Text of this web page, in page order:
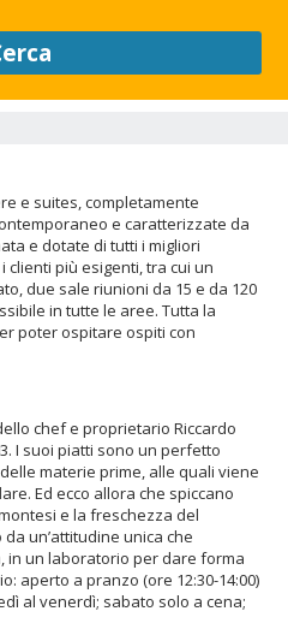
piemontesi e del Basso
del patrimonio mondiale
Roero-Monferrato e di
della ristorazione
e suites, completamente
e caratterizzate da
e dotate di tutti i migliori
più esigenti, tra cui un
due sale riunioni da 15 e da 120
in tutte le aree. Tutta la
poter ospitare ospiti con
chef e proprietario Riccardo
I suoi piatti sono un perfetto
materie prime, alle quali viene
Ed ecco allora che spiccano
e la freschezza del
un’attitudine unica che
in un laboratorio per dare forma
aperto a pranzo (ore 12:30-14:00)
al venerdì; sabato solo a cena;